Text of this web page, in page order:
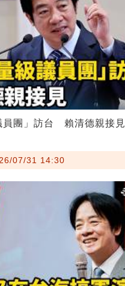
員團」訪台 賴清德親接見
07/31 14:30